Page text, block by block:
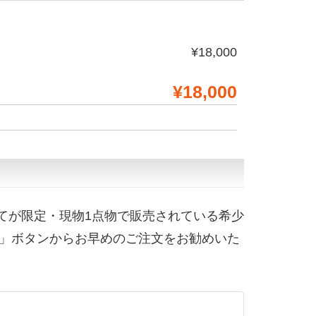
¥18,000
¥18,000
が限定・現物1点物で販売されている希少
ボタンからお早めのご注文をお勧めいた